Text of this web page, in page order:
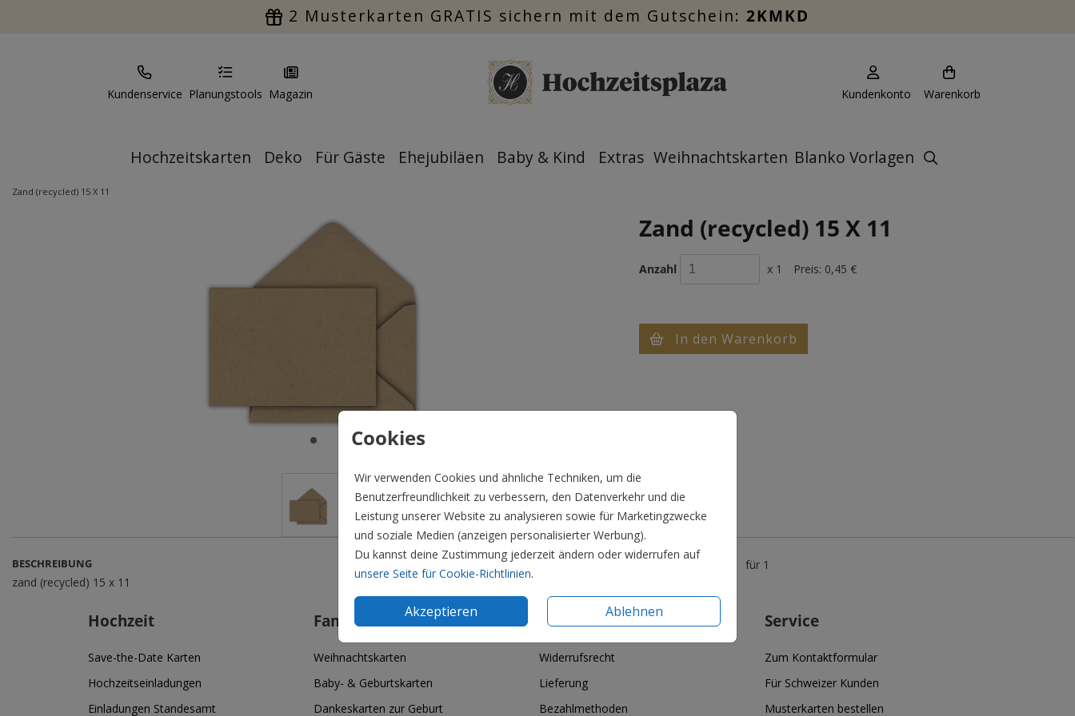
2 Musterkarten GRATIS sichern mit dem Gutschein: 2KMKD
Kundenservice Planungstools Magazin Kundenkonto Warenkorb
Hochzeitskarten Deko Für Gäste Ehejubiläen Baby & Kind Extras Weihnachtskarten Blanko Vorlagen
Cookies
Wir verwenden Cookies und ähnliche Techniken, um die
Benutzerfreundlichkeit zu verbessern, den Datenverkehr und die
Leistung unserer Website zu analysieren sowie für Marketingzwecke
und soziale Medien (anzeigen personalisierter Werbung).
Du kannst deine Zustimmung jederzeit ändern oder widerrufen auf
unsere Seite für Cookie-Richtlinien.
Akzeptieren Ablehnen
Zand (recycled) 15 X 11
Zand (recycled) 15 X 11
Anzahl x 1 Preis: 0,45 €
In den Warenkorb
BESCHREIBUNG
zand (recycled) 15 x 11
Preis:0,45 € für 1
Hochzeit
Save-the-Date Karten
Hochzeitseinladungen
Einladungen Standesamt
Familie & Feiertage
Weihnachtskarten
Baby- & Geburtskarten
Dankeskarten zur Geburt
Informationen
Widerrufsrecht
Lieferung
Bezahlmethoden
Service
Zum Kontaktformular
Für Schweizer Kunden
Musterkarten bestellen